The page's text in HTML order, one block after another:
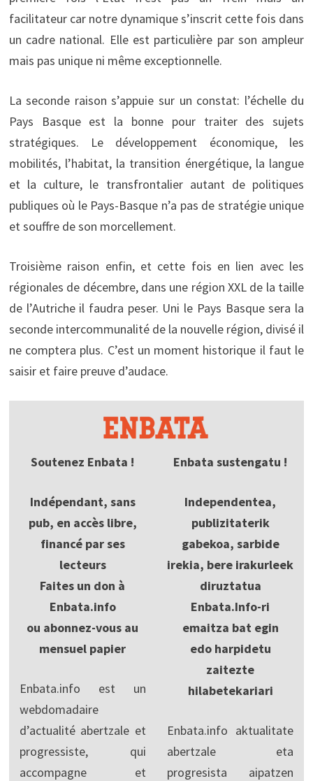
facilitateur car notre dynamique s’inscrit cette fois dans
un cadre national. Elle est particulière par son ampleur
mais pas unique ni même exceptionnelle.
La seconde raison s’appuie sur un constat: l’échelle du
Pays Basque est la bonne pour traiter des sujets
stratégiques. Le développement économique, les
mobilités, l’habitat, la transition énergétique, la langue
et la culture, le transfrontalier autant de politiques
publiques où le Pays-Basque n’a pas de stratégie unique
et souffre de son morcellement.
Troisième raison enfin, et cette fois en lien avec les
régionales de décembre, dans une région XXL de la taille
de l’Autriche il faudra peser. Uni le Pays Basque sera la
seconde intercommunalité de la nouvelle région, divisé il
ne comptera plus. C’est un moment historique il faut le
saisir et faire preuve d’audace.
Soutenez Enbata !
Indépendant, sans
pub, en accès libre,
financé par ses
lecteurs
Faites un don à
Enbata.info
ou abonnez-vous au
mensuel papier
Enbata.info est un
webdomadaire
d’actualité abertzale et
progressiste, qui
accompagne et
Enbata sustengatu !
Independentea,
publizitaterik
gabekoa, sarbide
irekia, bere irakurleek
diruztatua
Enbata.Info-ri
emaitza bat egin
edo harpidetu
zaitezte
hilabetekariari
Enbata.info aktualitate
abertzale eta
progresista aipatzen